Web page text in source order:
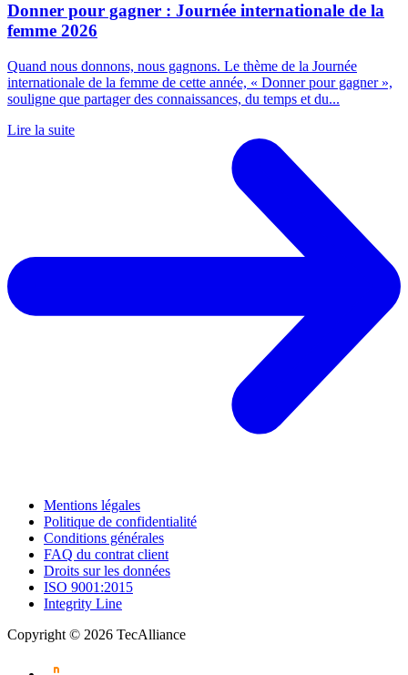
Donner pour gagner : Journée internationale de la
femme 2026
Quand nous donnons, nous gagnons. Le thème de la Journée
internationale de la femme de cette année, « Donner pour gagner »,
souligne que partager des connaissances, du temps et du...
Lire la suite
Mentions légales
Politique de confidentialité
Conditions générales
FAQ du contrat client
Droits sur les données
ISO 9001:2015
Integrity Line
Copyright © 2026 TecAlliance